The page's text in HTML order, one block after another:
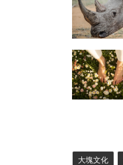
大塊文化